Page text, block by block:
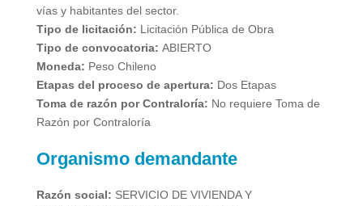
vías y habitantes del sector.
Tipo de licitación: Licitación Pública de Obra
Tipo de convocatoria: ABIERTO
Moneda: Peso Chileno
Etapas del proceso de apertura: Dos Etapas
Toma de razón por Contraloría: No requiere Toma de
Razón por Contraloría
Organismo demandante
Razón social: SERVICIO DE VIVIENDA Y